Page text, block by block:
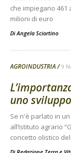
che impiegano
milioni di euro
DiAngela Sciortino
AGROINDUSTRIA 9
uno
Se n'è parlato in
all’Istituto agrario
concetto olistico